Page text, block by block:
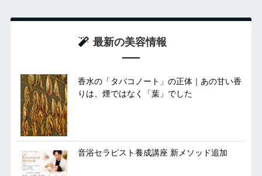
最新の美容情報
香水の「タバコノート」の正体｜あの甘い香
りは、煙ではなく「葉」でした
音浴セラピスト養成講座 新メソッド追加